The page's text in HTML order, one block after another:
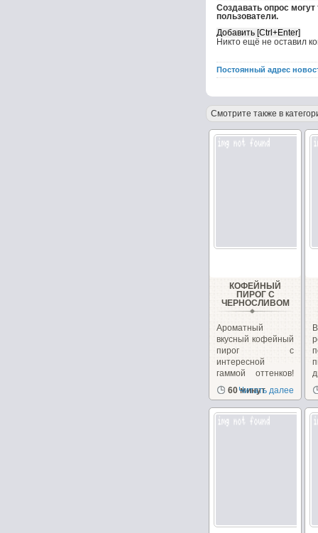
Создавать опрос
пользователи.
Никто ещё не оставил
Постоянный адрес
Смотрите также в
КОФЕЙНЫЙ
ПИРОГ С
ЧЕРНОСЛИВОМ
Ароматный
вкусный кофейный
пирог с
интересной
гаммой оттенков!
По вкусу мне...
60 минут
Читать далее